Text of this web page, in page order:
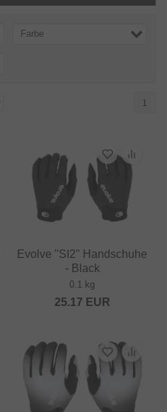
Farbe
1
Evolve "SI2" Handschuhe
- Black
0.1 kg
25.17 EUR